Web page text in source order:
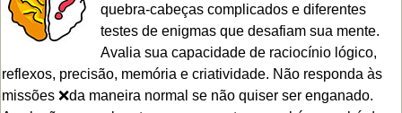
quebra-cabeças complicados e diferentes
testes de enigmas que desafiam sua mente.
Avalia sua capacidade de raciocínio lógico,
reflexos, precisão, memória e criatividade. Não responda às
missões ❌da maneira normal se não quiser ser enganado.